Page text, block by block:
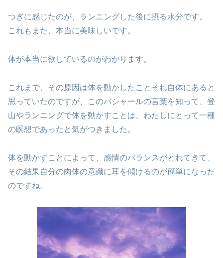
つぎに感じたのが、ランニングした後に摂る水分です。
これもまた、本当に美味しいです。
体が本当に欲しているのがわかります。
これまで、その原因は体を動かしたことそれ自体にあると
思っていたのですが、このバシャールの言葉を知って、登
山やランニングで体を動かすことは、わたしにとって一種
の瞑想であったと気がつきました。
体を動かすことによって、感情のバランスがとれてきて、
その結果自分の肉体の意識に耳を傾けるのが簡単になった
のですね。